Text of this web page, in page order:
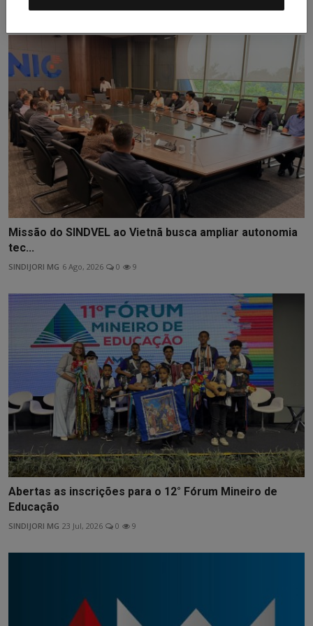
SINDIJORI MG
Missão do SINDVEL ao Vietnã busca ampliar autonomia
tec...
SINDIJORI MG 6 Ago, 2026 0 9
Abertas as inscrições para o 12° Fórum Mineiro de
Educação
SINDIJORI MG 23 Jul, 2026 0 9